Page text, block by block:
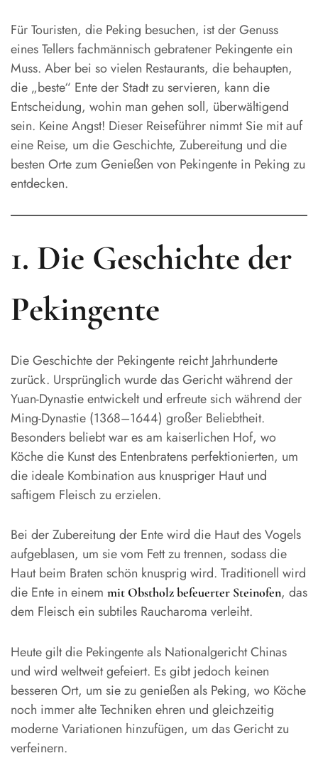
Für Touristen, die Peking besuchen, ist der Genuss
eines Tellers fachmännisch gebratener Pekingente ein
Muss. Aber bei so vielen Restaurants, die behaupten,
die „beste“ Ente der Stadt zu servieren, kann die
Entscheidung, wohin man gehen soll, überwältigend
sein. Keine Angst! Dieser Reiseführer nimmt Sie mit auf
eine Reise, um die Geschichte, Zubereitung und die
besten Orte zum Genießen von Pekingente in Peking zu
entdecken.
1. Die Geschichte der
Pekingente
Die Geschichte der Pekingente reicht Jahrhunderte
zurück. Ursprünglich wurde das Gericht während der
Yuan-Dynastie entwickelt und erfreute sich während der
Ming-Dynastie (1368–1644) großer Beliebtheit.
Besonders beliebt war es am kaiserlichen Hof, wo
Köche die Kunst des Entenbratens perfektionierten, um
die ideale Kombination aus knuspriger Haut und
saftigem Fleisch zu erzielen.
Bei der Zubereitung der Ente wird die Haut des Vogels
aufgeblasen, um sie vom Fett zu trennen, sodass die
Haut beim Braten schön knusprig wird. Traditionell wird
die Ente in einem mit Obstholz befeuerter Steinofen, das
dem Fleisch ein subtiles Raucharoma verleiht.
Heute gilt die Pekingente als Nationalgericht Chinas
und wird weltweit gefeiert. Es gibt jedoch keinen
besseren Ort, um sie zu genießen als Peking, wo Köche
noch immer alte Techniken ehren und gleichzeitig
moderne Variationen hinzufügen, um das Gericht zu
verfeinern.